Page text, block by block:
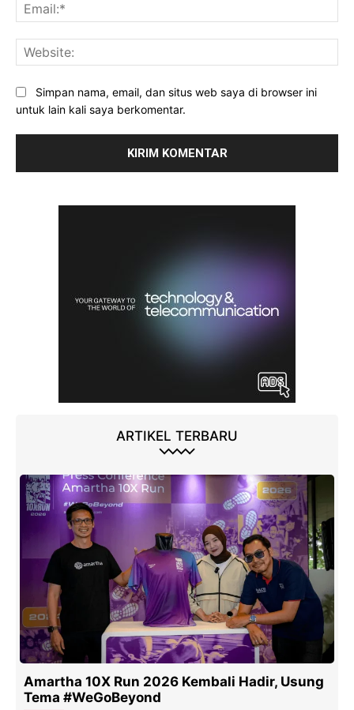
Simpan nama, email, dan situs web saya di browser ini
untuk lain kali saya berkomentar.
ARTIKEL TERBARU
Amartha 10X Run 2026 Kembali Hadir, Usung
Tema #WeGoBeyond